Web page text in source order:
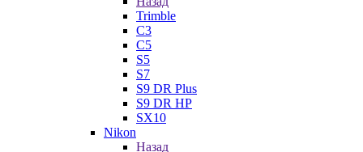
Trimble
C3
C5
S5
S7
S9 DR Plus
S9 DR HP
SX10
Nikon
Назад